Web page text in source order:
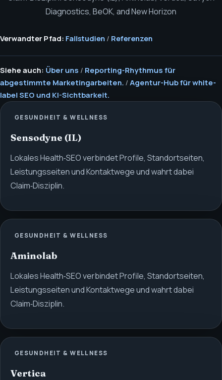
Diagnostics, BeOK, and New Horizon
Verwandter Pfad: Fallstudien / Referenzen
Siehe auch: Über uns / Reporting-Rhythmus für
abgestimmte Marketingarbeiten. / Agentur-Hub für white-
label SEO und KI-Sichtbarkeit.
GESUNDHEIT & WELLNESS
Sensodyne (IL)
Lokales Health‑SEO verbindet Profile, Standortseiten,
Leistungsseiten und Kontaktwege und wahrt dabei
Claim‑Disziplin.
GESUNDHEIT & WELLNESS
Aminolab
Lokales Health‑SEO verbindet Profile, Standortseiten,
Leistungsseiten und Kontaktwege und wahrt dabei
Claim‑Disziplin.
GESUNDHEIT & WELLNESS
Vertica